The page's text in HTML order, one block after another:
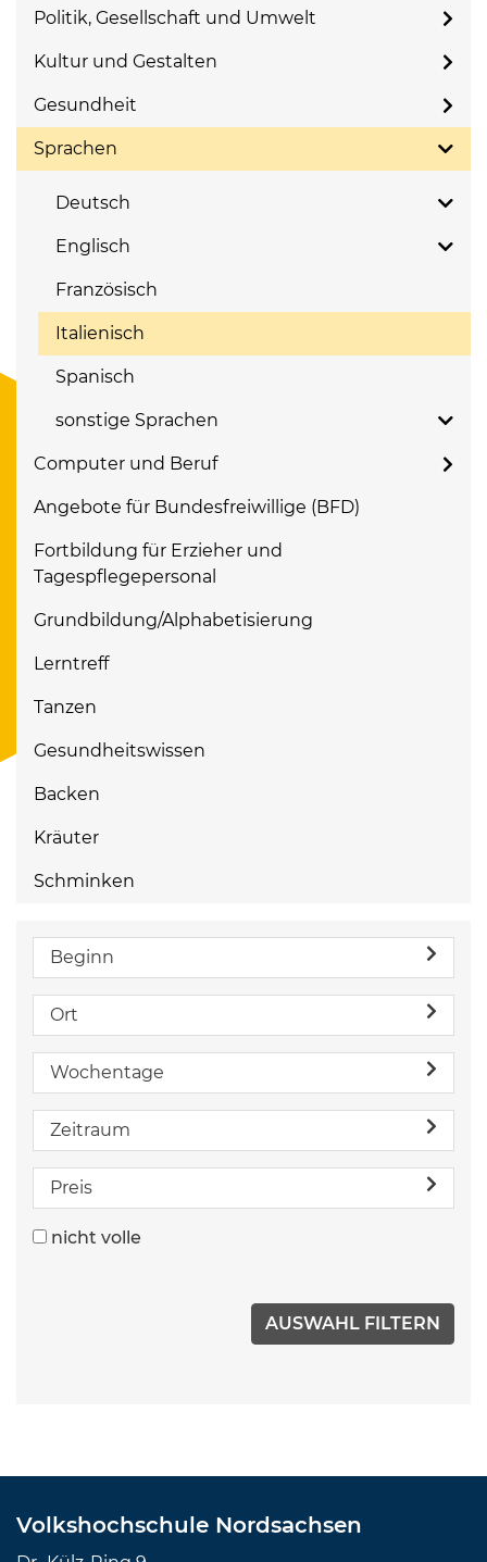
Politik, Gesellschaft und Umwelt
Kultur und Gestalten
Gesundheit
Sprachen
Deutsch
Englisch
Französisch
Italienisch
Spanisch
sonstige Sprachen
Computer und Beruf
Angebote für Bundesfreiwillige (BFD)
Fortbildung für Erzieher und
Tagespflegepersonal
Grundbildung/Alphabetisierung
Lerntreff
Tanzen
Gesundheitswissen
Backen
Kräuter
Schminken
Beginn
Ort
Wochentage
Zeitraum
Preis
nicht volle
Volkshochschule Nordsachsen